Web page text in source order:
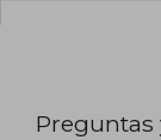
Preguntas